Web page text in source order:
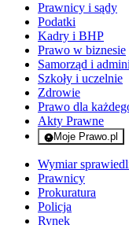
Prawnicy i sądy
Podatki
Kadry i BHP
Prawo w biznesie
Samorząd i
Szkoły i uczelnie
Zdrowie
Prawo dla
Akty Prawne
Moje Prawo.pl
-
Wymiar
Prawnicy
Prokuratura
Policja
Rynek